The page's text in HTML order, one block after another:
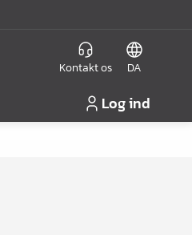
Kontakt os DA
Log ind